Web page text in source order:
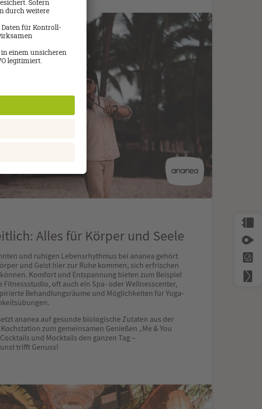
Alles für Körper und Seele
und ruhigen Lebensrhythmus bei ananea gehört
und Geist hier zur Ruhe kommen, sich erfrischen
Komfort und Entspannung bieten zum Beispiel
Fitnessstudio, oft auch ein Spa- oder Wellnesscenter,
Behandlungsräume und Möglichkeiten für Yoga-
ananea auf gesunde biologische Zutaten aus der
zum gemeinsamen Genießen „Me & You
und Mocktails den ganzen Tag –
trifft Genuss!